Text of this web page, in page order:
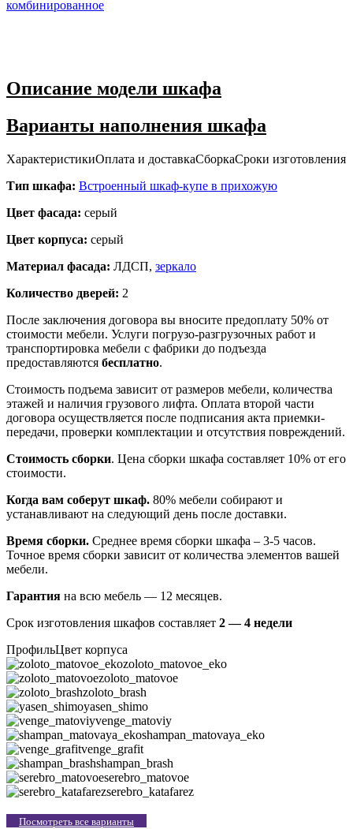
Описание модели шкафа
Варианты наполнения шкафа
ХарактеристикиОплата и доставкаСборкаСроки изготовления
Тип шкафа: Встроенный шкаф-купе в прихожую
Цвет фасада: серый
Цвет корпуса: серый
Материал фасада: ЛДСП, зеркало
Количество дверей: 2
После заключения договора вы вносите предоплату 50% от
стоимости мебели. Услуги погрузо-разгрузочных работ и
транспортировка мебели с фабрики до подъезда
предоставляются бесплатно.
Стоимость подъема зависит от размеров мебели, количества
этажей и наличия грузового лифта. Оплата второй части
договора осуществляется после подписания акта приемки-
передачи, проверки комплектации и отсутствия повреждений.
Стоимость сборки. Цена сборки шкафа составляет 10% от его
стоимости.
Когда вам соберут шкаф. 80% мебели собирают и
устанавливают на следующий день после доставки.
Время сборки. Среднее время сборки шкафа – 3-5 часов.
Точное время сборки зависит от количества элементов вашей
мебели.
Гарантия на всю мебель — 12 месяцев.
Срок изготовления шкафов составляет 2 — 4 недели
ПрофильЦвет корпуса
zoloto_matovoe_eko
zoloto_matovoe
zoloto_brash
yasen_shimo
venge_matoviy
shampan_matovaya_eko
venge_grafit
shampan_brash
serebro_matovoe
serebro_katafarez
Посмотреть все варианты